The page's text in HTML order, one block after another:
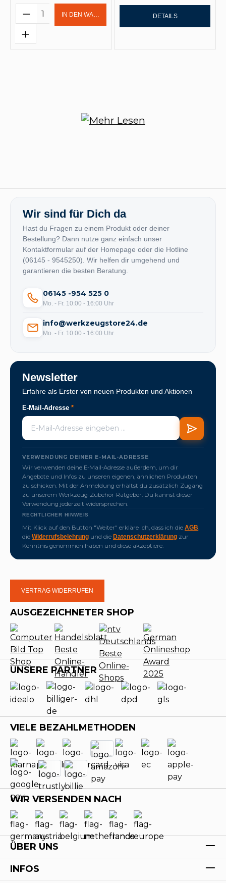
Produkt Anzahl: Gib den
IN DEN WARENKORB DETAILS
Wir sind für Dich da
Hast du Fragen zu einem Produkt oder deiner
Bestellung? Dann nutze ganz einfach unser
Kontaktformular auf der Homepage oder die Hotline
(06145 - 9545250). Wir helfen dir umgehend und
garantieren die besten Beratung.
06145 -954 525 0
Mo. - Fr. 10:00 - 16:00 Uhr
info@werkzeugstore24.de
Mo. - Fr. 10:00 - 16:00 Uhr
Newsletter
Erfahre als Erster von neuen Produkten und Aktionen
E-Mail-Adresse *
VERWENDUNG DEINER E-MAIL-ADRESSE
Wir verwenden deine E-Mail-Adresse außerdem, um dir
Angebote und Infos zu unseren eigenen, ähnlichen Produkten
zu schicken. Mit der Anmeldung erhältst du zusätzlich Zugang
zu unserem Werkzeug-Zubehör-Ratgeber. Du kannst dieser
Verwendung jederzeit widersprechen.
RECHTLICHER HINWEIS
Mit Klick auf den Button "Weiter" erkläre ich, dass ich die AGB,
die Widerrufsbelehrung und die Datenschutzerklärung zur
Kenntnis genommen haben und diese akzeptiere.
VERTRAG WIDERRUFEN
AUSGEZEICHNETER SHOP
UNSERE PARTNER
VIELE BEZAHLMETHODEN
WIR VERSENDEN NACH
ÜBER UNS
INFOS